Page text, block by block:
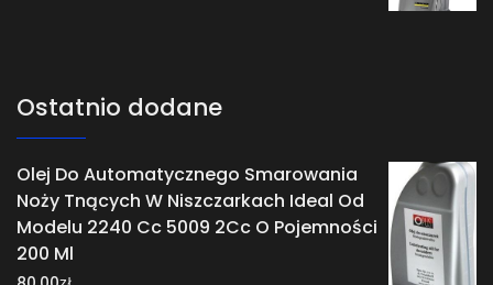
Ostatnio dodane
Olej Do Automatycznego Smarowania
Noży Tnących W Niszczarkach Ideal Od
Modelu 2240 Cc 5009 2Cc O Pojemności
200 Ml